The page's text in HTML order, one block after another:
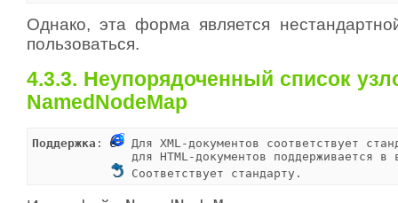
Однако, эта форма является
пользоваться.
4.3.3. Неупорядоченный список
NamedNodeMap
Поддержка :
Для XML-документов соответствует
для HTML-документов поддерживается в
Соответствует стандарту.